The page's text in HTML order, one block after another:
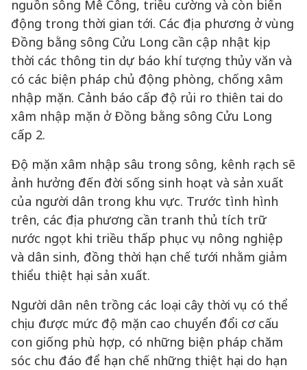
nguồn sông Mê Công, triều cường và còn biến
động trong thời gian tới. Các địa phương ở vùng
Đồng bằng sông Cửu Long cần cập nhật kịp
thời các thông tin dự báo khí tượng thủy văn và
có các biện pháp chủ động phòng, chống xâm
nhập mặn. Cảnh báo cấp độ rủi ro thiên tai do
xâm nhập mặn ở Đồng bằng sông Cửu Long
cấp 2.
Độ mặn xâm nhập sâu trong sông, kênh rạch sẽ
ảnh hưởng đến đời sống sinh hoạt và sản xuất
của người dân trong khu vực. Trước tình hình
trên, các địa phương cần tranh thủ tích trữ
nước ngọt khi triều thấp phục vụ nông nghiệp
và dân sinh, đồng thời hạn chế tưới nhằm giảm
thiểu thiệt hại sản xuất.
Người dân nên trồng các loại cây thời vụ có thể
chịu được mức độ mặn cao chuyển đổi cơ cấu
con giống phù hợp, có những biện pháp chăm
sóc chu đáo để hạn chế những thiệt hại do hạn